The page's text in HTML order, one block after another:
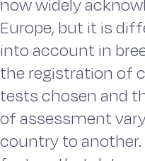
now widely
Europe, but it is
into account in
the registration of
tests chosen and
of assessment
country to